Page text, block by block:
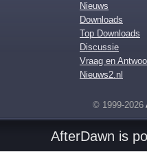
Nieuws
Downloads
Top Downloads
Discussie
Vraag en
Nieuws2.nl
© 1999-2026
AfterDawn is